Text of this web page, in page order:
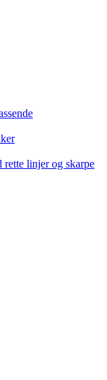
rette linjer og skarpe